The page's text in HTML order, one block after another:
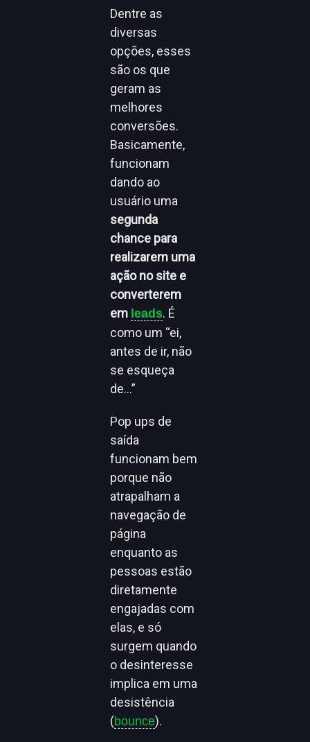
Dentre as
diversas
opções, esses
são os que
geram as
melhores
conversões.
Basicamente,
funcionam
dando ao
usuário uma
segunda
chance para
realizarem uma
ação no site e
converterem
em leads. É
como um “ei,
antes de ir, não
se esqueça
de…”
Pop ups de
saída
funcionam bem
porque não
atrapalham a
navegação de
página
enquanto as
pessoas estão
diretamente
engajadas com
elas, e só
surgem quando
o desinteresse
implica em uma
desistência
(bounce).